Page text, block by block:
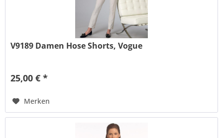
V9189 Damen Hose Shorts, Vogue
25,00 € *
Merken